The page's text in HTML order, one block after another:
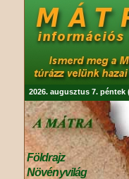
2026. augusztus 7.
Földrajz
Növényvilág